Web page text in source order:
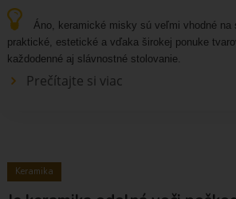
Áno, keramické misky sú veľmi vhodné na
praktické, estetické a vďaka širokej ponuke
každodenné aj slávnostné stolovanie.
Prečítajte si viac
Keramika